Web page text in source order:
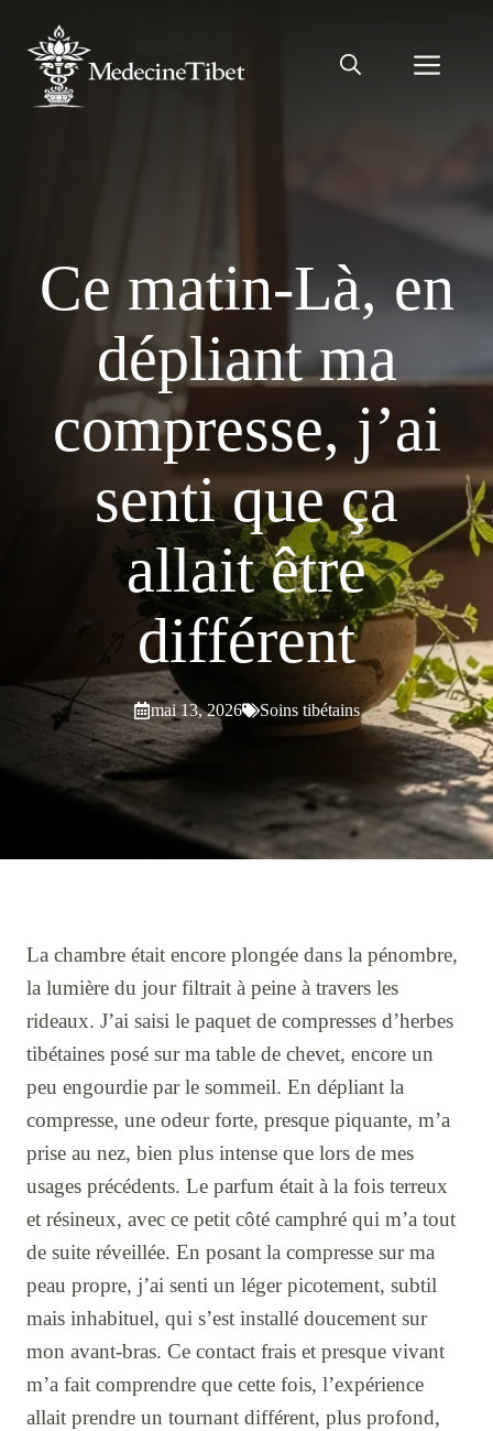
contenu
Ce matin-Là, en
dépliant ma
compresse, j’ai
senti que ça
allait être
différent
mai 13, 2026 Soins tibétains
La chambre était encore plongée dans la pénombre,
la lumière du jour filtrait à peine à travers les
rideaux. J’ai saisi le paquet de compresses d’herbes
tibétaines posé sur ma table de chevet, encore un
peu engourdie par le sommeil. En dépliant la
compresse, une odeur forte, presque piquante, m’a
prise au nez, bien plus intense que lors de mes
usages précédents. Le parfum était à la fois terreux
et résineux, avec ce petit côté camphré qui m’a tout
de suite réveillée. En posant la compresse sur ma
peau propre, j’ai senti un léger picotement, subtil
mais inhabituel, qui s’est installé doucement sur
mon avant-bras. Ce contact frais et presque vivant
m’a fait comprendre que cette fois, l’expérience
allait prendre un tournant différent, plus profond,